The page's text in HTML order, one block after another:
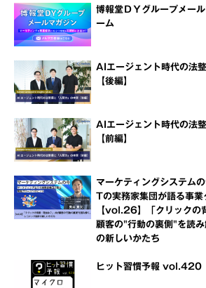
博報堂ＤＹグループメー
ーム
AIエージェント時代の法
【後編】
AIエージェント時代の法
【前編】
マーケティングシステム
Tの実務家集団が語る事業
【vol.26】「クリックの
顧客の"行動の裏側"を読
の新しいかたち
ヒット習慣予報 vol.420